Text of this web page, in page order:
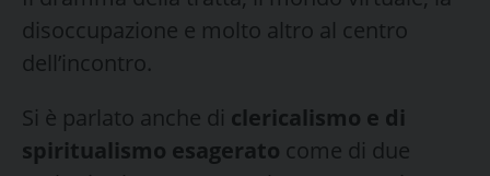
disoccupazione e molto altro al centro
dell’incontro.
Si è parlato anche di clericalismo e di
spiritualismo esagerato come di due